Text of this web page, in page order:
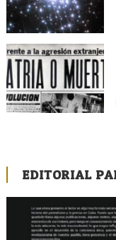
EDITORIAL